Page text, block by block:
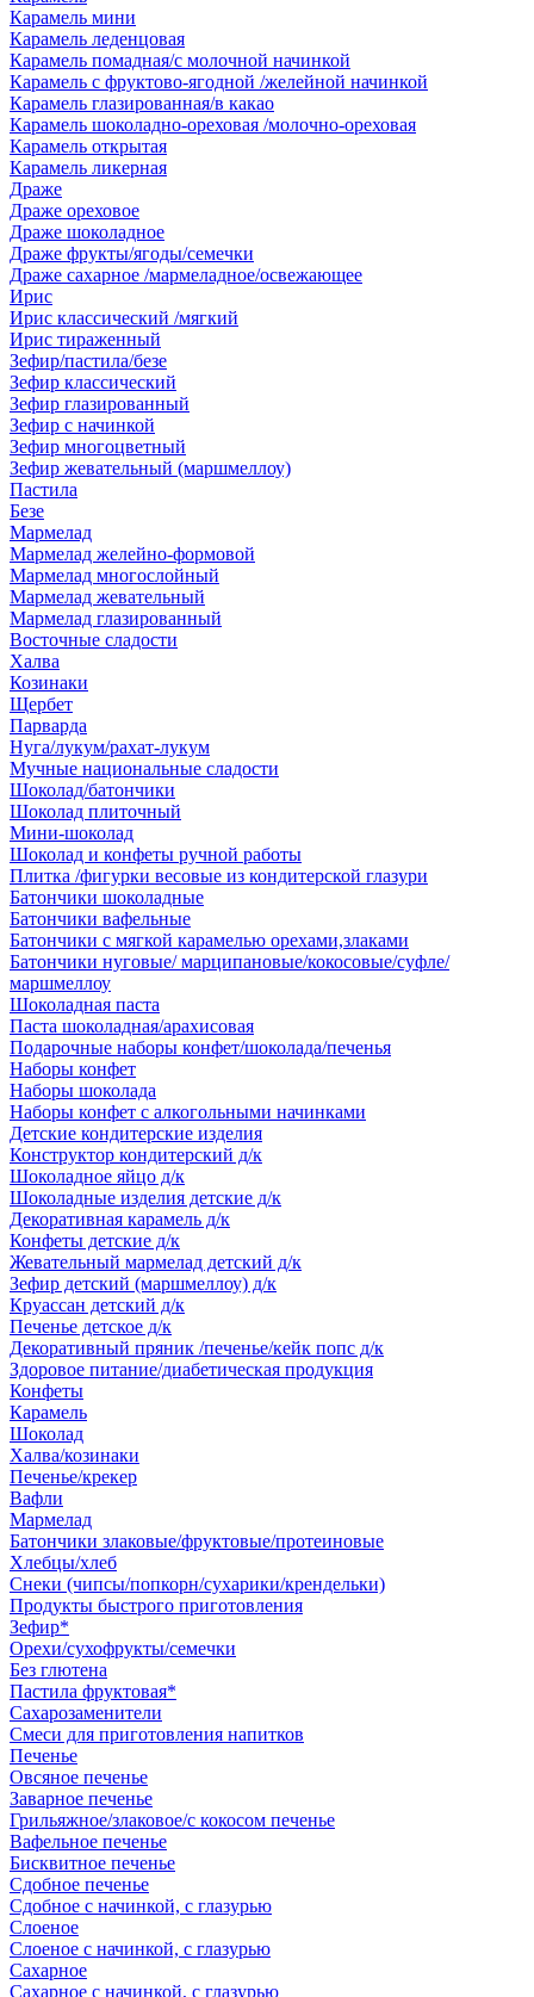
Карамель мини
Карамель леденцовая
Карамель помадная/с молочной начинкой
Карамель с фруктово-ягодной /желейной начинкой
Карамель глазированная/в какао
Карамель шоколадно-ореховая /молочно-ореховая
Карамель открытая
Карамель ликерная
Драже
Драже ореховое
Драже шоколадное
Драже фрукты/ягоды/семечки
Драже сахарное /мармеладное/освежающее
Ирис
Ирис классический /мягкий
Ирис тираженный
Зефир/пастила/безе
Зефир классический
Зефир глазированный
Зефир с начинкой
Зефир многоцветный
Зефир жевательный (маршмеллоу)
Пастила
Безе
Мармелад
Мармелад желейно-формовой
Мармелад многослойный
Мармелад жевательный
Мармелад глазированный
Восточные сладости
Халва
Козинаки
Щербет
Парварда
Нуга/лукум/рахат-лукум
Мучные национальные сладости
Шоколад/батончики
Шоколад плиточный
Мини-шоколад
Шоколад и конфеты ручной работы
Плитка /фигурки весовые из кондитерской глазури
Батончики шоколадные
Батончики вафельные
Батончики с мягкой карамелью орехами,злаками
Батончики нуговые/ марципановые/кокосовые/суфле/
маршмеллоу
Шоколадная паста
Паста шоколадная/арахисовая
Подарочные наборы конфет/шоколада/печенья
Наборы конфет
Наборы шоколада
Наборы конфет с алкогольными начинками
Детские кондитерские изделия
Конструктор кондитерский д/к
Шоколадное яйцо д/к
Шоколадные изделия детские д/к
Декоративная карамель д/к
Конфеты детские д/к
Жевательный мармелад детский д/к
Зефир детский (маршмеллоу) д/к
Круассан детский д/к
Печенье детское д/к
Декоративный пряник /печенье/кейк попс д/к
Здоровое питание/диабетическая продукция
Конфеты
Карамель
Шоколад
Халва/козинаки
Печенье/крекер
Вафли
Мармелад
Батончики злаковые/фруктовые/протеиновые
Хлебцы/хлеб
Снеки (чипсы/попкорн/сухарики/крендельки)
Продукты быстрого приготовления
Зефир*
Орехи/сухофрукты/семечки
Без глютена
Пастила фруктовая*
Сахарозаменители
Смеси для приготовления напитков
Печенье
Овсяное печенье
Заварное печенье
Грильяжное/злаковое/с кокосом печенье
Вафельное печенье
Бисквитное печенье
Сдобное печенье
Сдобное с начинкой, с глазурью
Слоеное
Слоеное с начинкой, с глазурью
Сахарное
Сахарное с начинкой, с глазурью